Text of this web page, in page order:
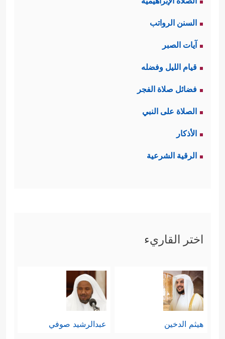
السنن الرواتب
آيات الصبر
قيام الليل وفضله
فضائل صلاة الفجر
الصلاة على النبي
الأذكار
الرقية الشرعية
اختر القاريء
هيثم الدخين عبدالرشيد صوفي